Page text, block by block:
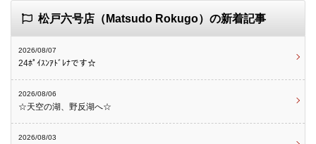
松戸六号店（Matsudo Rokugo）の新着記事
2026/08/07
24ﾎﾟｲｽﾝｱﾄﾞﾚﾅです☆
2026/08/06
☆天空の湖、野反湖へ☆
2026/08/03